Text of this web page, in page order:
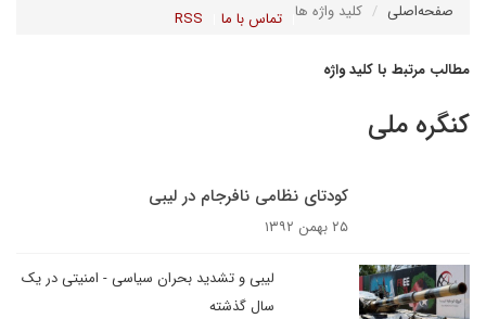
تماس با ما RSS صفحه‌اصلی کلید واژه ها
مطالب مرتبط با کلید واژه
کنگره ملی
کودتای نظامی نافرجام در لیبی
۲۵ بهمن ۱۳۹۲
لیبی و تشدید بحران سیاسی - امنیتی در یک
سال گذشته